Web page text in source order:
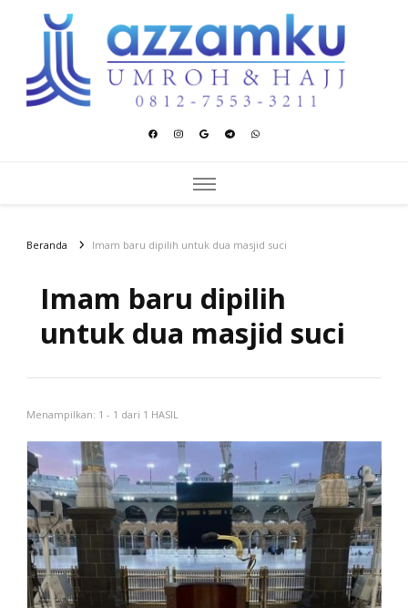
Azzamku Umroh dan Hajj
Beranda Imam baru dipilih untuk dua masjid suci
Imam baru dipilih
untuk dua masjid suci
Menampilkan: 1 - 1 dari 1 HASIL